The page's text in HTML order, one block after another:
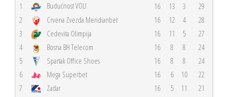
1 Budućnost VOLI 16 13 3
29
2
Crvena Zvezda Meridianbet 16 12 4
28
3
Cedevita Olimpija 16 11 5
27
4
Bosna BH Telecom 16 8 8
24
5
Spartak Office Shoes 16 8 8
24
6
Mega Superbet 16 6 10
22
7
Zadar 16 5 11
21